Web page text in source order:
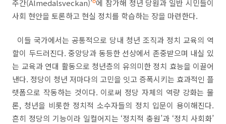
주간(Almedalsveckan)’ 에 참가해 청년 당원과 일반 시민들이
사회 현안을 토론하고 현실 정치를 학습하는 장을 마련한다.
이들 국가에서는 공통적으로 당내 청년 조직과 정치 교육의 역
할이 두드러진다.중앙당과 동등한 선상에서 존중받으며 내실 있
는 교육과 연대 활동으로 청년층의 유의미한 정치 효능을 이끌어
낸다. 정당이 청년 저마다의 고민을 잇고 증폭시키는 효과적인 플
랫폼으로 작동하는 것이다. 이로써 정당 자체의 역량 강화는 물
론, 청년을 비롯한 정치적 소수자들의 정치 입문이 용이해진다.
흔히 정당의 기능이라 일컬어지는 ‘정치적 충원’과 ‘정치 사회화’